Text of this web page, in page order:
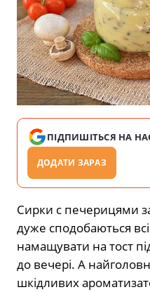
ПІДПИШІТЬСЯ НА НАС
ДОДАТИ ЗАРАЗ
Сирки с печерицями
дуже сподобаються
намащувати на тост
до вечері. А
шкідливих